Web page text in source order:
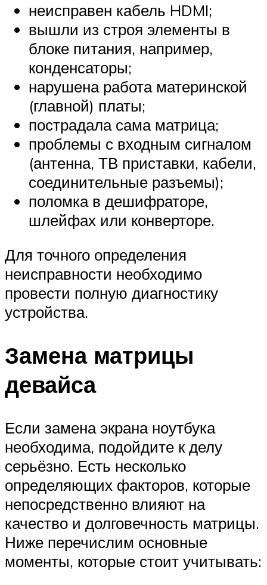
неисправен кабель HDMI;
вышли из строя элементы в
блоке питания, например,
конденсаторы;
нарушена работа материнской
(главной) платы;
пострадала сама матрица;
проблемы с входным сигналом
(антенна, ТВ приставки, кабели,
соединительные разъемы);
поломка в дешифраторе,
шлейфах или конверторе.
Для точного определения
неисправности необходимо
провести полную диагностику
устройства.
Замена матрицы
девайса
Если замена экрана ноутбука
необходима, подойдите к делу
серьёзно. Есть несколько
определяющих факторов, которые
непосредственно влияют на
качество и долговечность матрицы.
Ниже перечислим основные
моменты, которые стоит учитывать: